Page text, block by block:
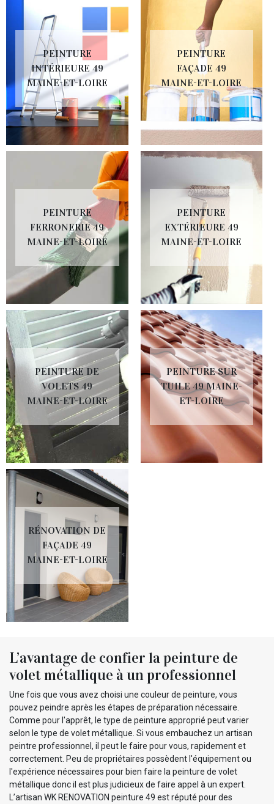
PEINTURE
INTÉRIEURE 49
MAINE-ET-LOIRE
PEINTURE
FAÇADE 49
MAINE-ET-LOIRE
PEINTURE
FERRONERIE 49
MAINE-ET-LOIRE
PEINTURE
EXTÉRIEURE 49
MAINE-ET-LOIRE
PEINTURE DE
VOLETS 49
MAINE-ET-LOIRE
PEINTURE SUR
TUILE 49 MAINE-
ET-LOIRE
RÉNOVATION DE
FAÇADE 49
MAINE-ET-LOIRE
L’avantage de confier la peinture de
volet métallique à un professionnel
Une fois que vous avez choisi une couleur de peinture, vous
pouvez peindre après les étapes de préparation nécessaire.
Comme pour l'apprêt, le type de peinture approprié peut varier
selon le type de volet métallique. Si vous embauchez un artisan
peintre professionnel, il peut le faire pour vous, rapidement et
correctement. Peu de propriétaires possèdent l'équipement ou
l'expérience nécessaires pour bien faire la peinture de volet
métallique donc il est plus judicieux de faire appel à un expert.
L’artisan WK RENOVATION peinture 49 est réputé pour des